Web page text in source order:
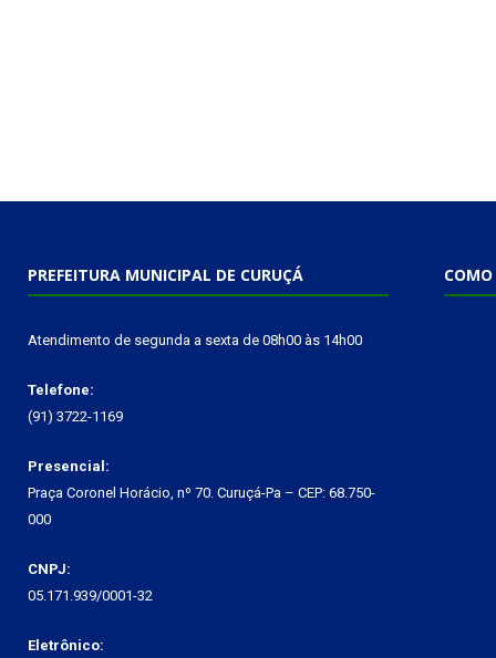
PREFEITURA MUNICIPAL DE CURUÇÁ
Atendimento de segunda a sexta de 08h00 às 14h00
Telefone:
(91) 3722-1169
Presencial:
Praça Coronel Horácio, nº 70. Curuçá-Pa – CEP: 68.750-
000
CNPJ:
05.171.939/0001-32
Eletrônico:
COMO